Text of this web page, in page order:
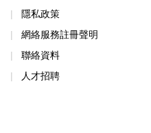
隱私政策
網絡服務註冊聲明
聯絡資料
人才招聘